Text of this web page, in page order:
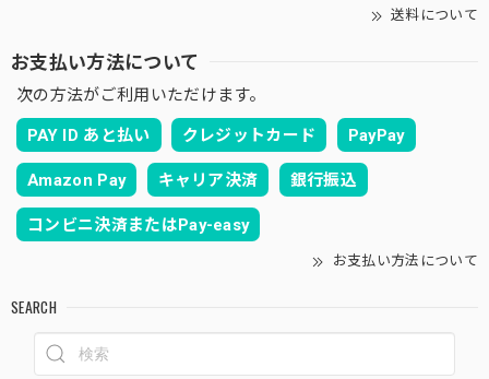
送料について
お支払い方法について
次の方法がご利用いただけます。
PAY ID あと払い クレジットカード PayPay
Amazon Pay キャリア決済 銀行振込
コンビニ決済またはPay-easy
お支払い方法について
SEARCH